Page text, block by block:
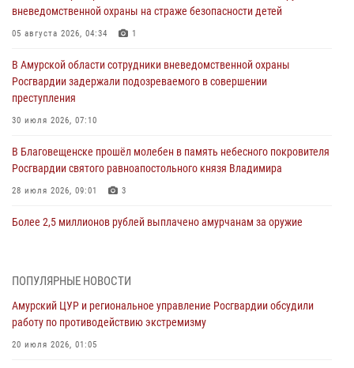
вневедомственной охраны на страже безопасности детей
05 августа 2026, 04:34 1
В Амурской области сотрудники вневедомственной охраны
Росгвардии задержали подозреваемого в совершении
преступления
30 июля 2026, 07:10
В Благовещенске прошёл молебен в память небесного покровителя
Росгвардии святого равноапостольного князя Владимира
28 июля 2026, 09:01 3
Более 2,5 миллионов рублей выплачено амурчанам за оружие
Росгвардии Амурской области в период с 20 по 26 июля 2026 года
27 июля 2026, 06:28
ПОПУЛЯРНЫЕ НОВОСТИ
Амурский ЦУР и региональное управление Росгвардии обсудили
работу по противодействию экстремизму
20 июля 2026, 01:05